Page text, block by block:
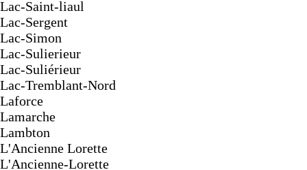
Lac-Saint-liaul
Lac-Sergent
Lac-Simon
Lac-Sulierieur
Lac-Suliérieur
Lac-Tremblant-Nord
Laforce
Lamarche
Lambton
L'Ancienne Lorette
L'Ancienne-Lorette